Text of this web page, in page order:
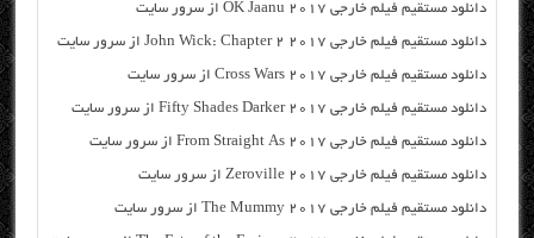
دانلود مستقیم فیلم خارجی OK Jaanu 2017 از سرور سایت
دانلود مستقیم فیلم خارجی John Wick: Chapter 2 2017 از سرور سایت
دانلود مستقیم فیلم خارجی Cross Wars 2017 از سرور سایت
دانلود مستقیم فیلم خارجی Fifty Shades Darker 2017 از سرور سایت
دانلود مستقیم فیلم خارجی From Straight As 2017 از سرور سایت
دانلود مستقیم فیلم خارجی Zeroville 2017 از سرور سایت
دانلود مستقیم فیلم خارجی The Mummy 2017 از سرور سایت